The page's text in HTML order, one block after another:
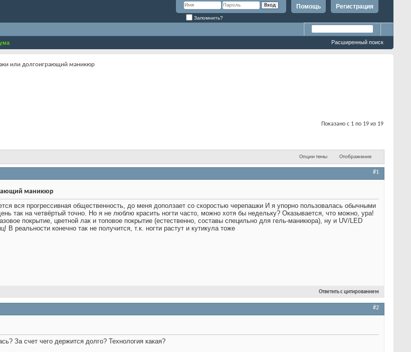
Регистрация
Помощь
Запомнить?
Расширенный поиск
или долгоиграющий маникюр
Показано с 1 по 19 из 19
Опции темы Отображение
#1
маникюр
вся прогрессивная общественность, до меня доползает со скоростью черепашки И я упорно пользовалась обычными
так на четвёртый точно. Но я не люблю красить ногти часто, можно хотя бы недельку? Оказывается, что можно, ура!
покрытие, цветной лак и топовое покрытие (естественно, составы специльно для гель-маникюра), ну и UV/LED
реальности конечно так не получится, т.к. ногти растут и кутикула тоже
Ответить с цитированием
#2
За счет чего держится долго? Технология какая?